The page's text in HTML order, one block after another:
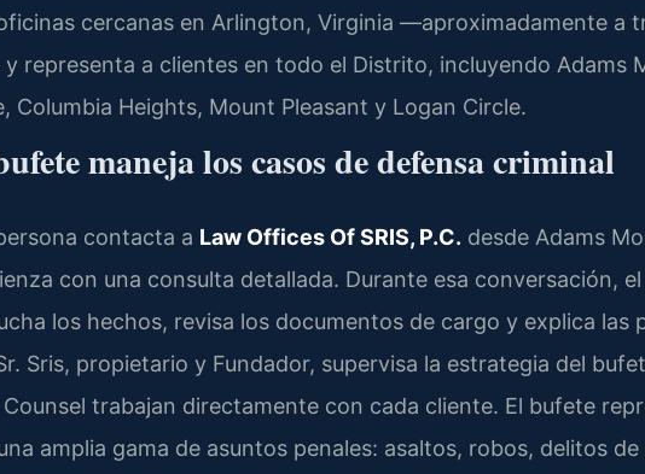
cercanas en Arlington, Virginia —aproximadamente a
representa a clientes en todo el Distrito, incluyendo Adams
Columbia Heights, Mount Pleasant y Logan Circle.
maneja los casos de defensa criminal
contacta a Law Offices Of SRIS, P.C. desde Adams
con una consulta detallada. Durante esa conversación, el
los hechos, revisa los documentos de cargo y explica las
Sris, propietario y Fundador, supervisa la estrategia del
trabajan directamente con cada cliente. El bufete
amplia gama de asuntos penales: asaltos, robos, delitos de